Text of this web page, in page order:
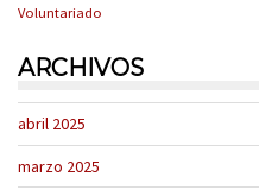
Voluntariado
ARCHIVOS
abril 2025
marzo 2025